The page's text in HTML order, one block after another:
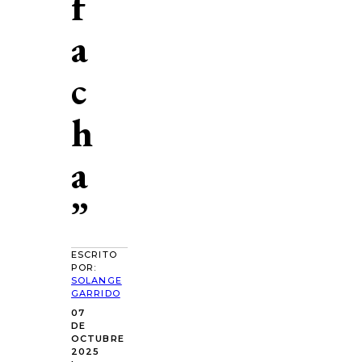
a
c
h
a
”
ESCRITO
POR:
SOLANGE
GARRIDO
07
DE
OCTUBRE
2025